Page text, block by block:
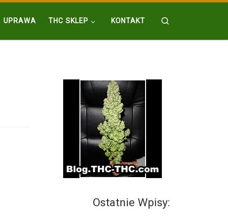
UPRAWA THC SKLEP KONTAKT
Ostatnie Wpisy: